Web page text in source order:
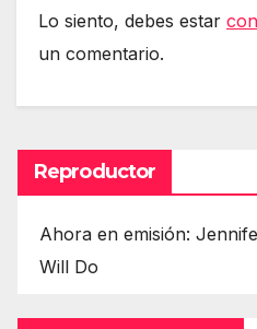
Lo siento, debes estar
un comentario.
Reproductor
Ahora en emisión:
Will Do